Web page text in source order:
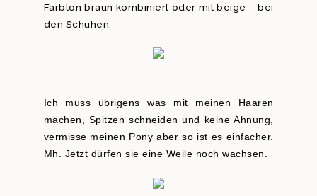
Farbton braun kombiniert oder mit beige – bei
den Schuhen.
Ich muss übrigens was mit meinen Haaren
machen, Spitzen schneiden und keine Ahnung,
vermisse meinen Pony aber so ist es einfacher.
Mh. Jetzt dürfen sie eine Weile noch wachsen.